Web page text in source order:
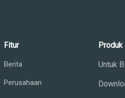
Fitur
Berita
Perusahaan
Produk
Untuk